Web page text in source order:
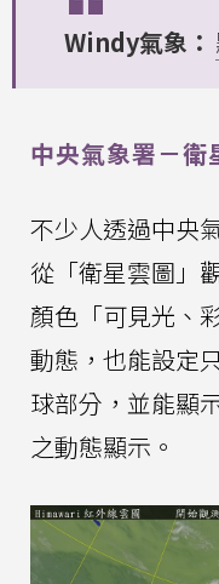
Windy氣象：
中央氣象署－衛
不少人透過中央
從「衛星雲圖」
顏色「可見光、
動態，也能設定
球部分，並能顯
之動態顯示。